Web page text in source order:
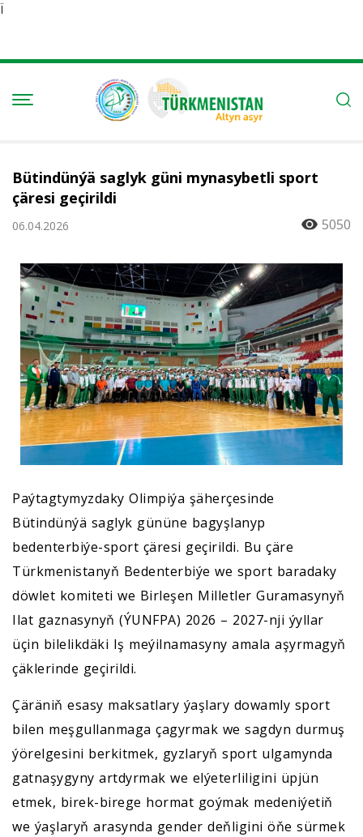
Ï
Bütindünýä saglyk güni mynasybetli sport
çäresi geçirildi
06.04.2026 5050
Paýtagtymyzdaky Olimpiýa şäherçesinde
Bütindünýä saglyk gününe bagyşlanyp
bedenterbiýe-sport çäresi geçirildi. Bu çäre
Türkmenistanyň Bedenterbiýe we sport baradaky
döwlet komiteti we Birleşen Milletler Guramasynyň
Ilat gaznasynyň (ÝUNFPA) 2026 – 2027-nji ýyllar
üçin bilelikdäki Iş meýilnamasyny amala aşyrmagyň
çäklerinde geçirildi.
Çäräniň esasy maksatlary ýaşlary dowamly sport
bilen meşgullanmaga çagyrmak we sagdyn durmuş
ýörelgesini berkitmek, gyzlaryň sport ulgamynda
gatnaşygyny artdyrmak we elýeterliligini üpjün
etmek, birek-birege hormat goýmak medeniýetiň
we ýaşlaryň arasynda gender deňligini öňe sürmek